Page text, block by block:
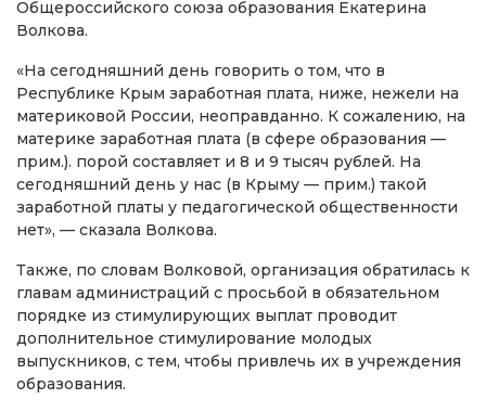
Общероссийского союза образования Екатерина
Волкова.
«На сегодняшний день говорить о том, что в
Республике Крым заработная плата, ниже, нежели на
материковой России, неоправданно. К сожалению, на
материке заработная плата (в сфере образования —
прим.). порой составляет и 8 и 9 тысяч рублей. На
сегодняшний день у нас (в Крыму — прим.) такой
заработной платы у педагогической общественности
нет», — сказала Волкова.
Также, по словам Волковой, организация обратилась к
главам администраций с просьбой в обязательном
порядке из стимулирующих выплат проводит
дополнительное стимулирование молодых
выпускников, с тем, чтобы привлечь их в учреждения
образования.